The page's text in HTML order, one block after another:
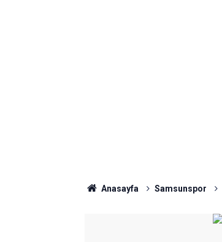
Anasayfa Samsunspor